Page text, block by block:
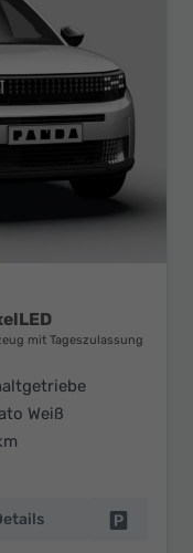
mit Tageszulassung
Weiß